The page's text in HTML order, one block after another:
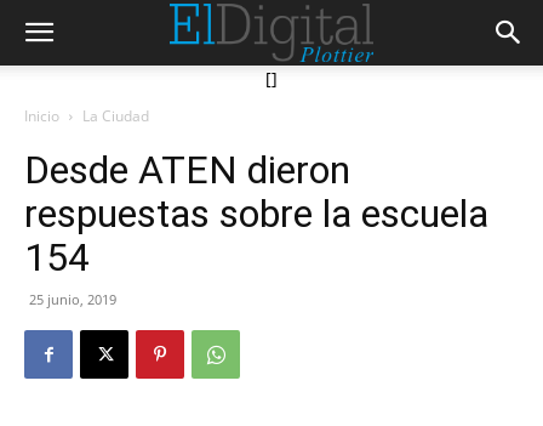
[]
Inicio La Ciudad
Desde ATEN dieron
respuestas sobre la escuela
154
25 junio, 2019